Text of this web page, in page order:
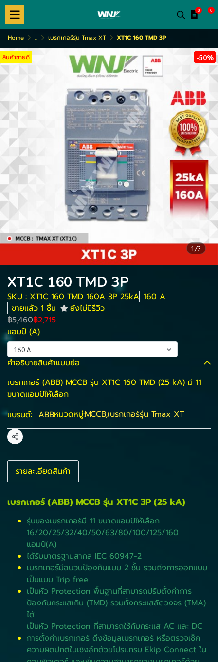
0 0
Home ... เบรกเกอร์รุ่น Tmax XT XT1C 160 TMD 3P
1/3
สินค้าขายดี -50%
XT1C 160 TMD 3P
SKU : XT1C 160 TMD 160A 3P 25kA 160 A
ขายแล้ว 1 ชิ้น
ยังไม่มีรีวิว
฿5,460฿2,715
แอมป์ (A)
160 A
คำอธิบายสินค้าแบบย่อ
เบรกเกอร์ (ABB) MCCB รุ่น XT1C 160 TMD (25 kA) มี 11
ขนาดแอมป์ให้เลือก
แบรนด์: ABBหมวดหมู่:MCCB,เบรกเกอร์รุ่น Tmax XT
แชร์
รายละเอียดสินค้า
เบรกเกอร์ (ABB) MCCB รุ่น XT1C 3P (25 kA)
รุ่นของเบรกเกอร์มี 11 ขนาดแอมป์ให้เลือก
16/20/25/32/40/50/63/80/100/125/160
แอมป์(A)
ได้รับมาตรฐานสากล IEC 60947-2
เบรกเกอร์มีฉนวนป้องกันแบบ 2 ชั้น รวมถึงการออกแบบ
เป็นแบบ Trip free
เป็นหัว Protection พื้นฐานที่สามารถปรับตั้งค่าการ
ป้องกันกระแสเกิน (TMD) รวมทั้งกระแสลัดวงจร (TMA)
ได้
เป็นหัว Protection ที่สามารถใช้กับกระแส AC และ DC
การตั้งค่าเบรกเกอร์ ดึงข้อมูลเบรกเกอร์ หรือตรวจเช็ค
ความผิดปกติในเชิงลึกด้วยโปรแกรม Ekip Connect ใน